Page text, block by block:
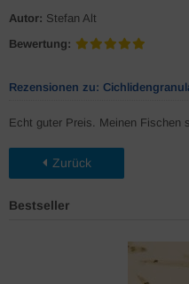
Autor: Stefan Alt
Bewertung:
Rezensionen zu:
Echt guter Preis. Meinen Fischen
Zurück
Bestseller